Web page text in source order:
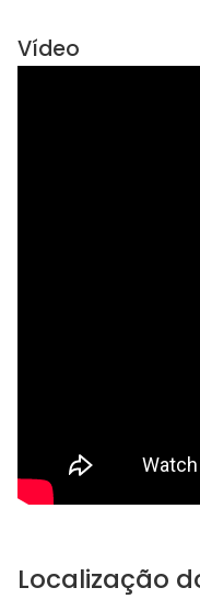
Vídeo
Localização